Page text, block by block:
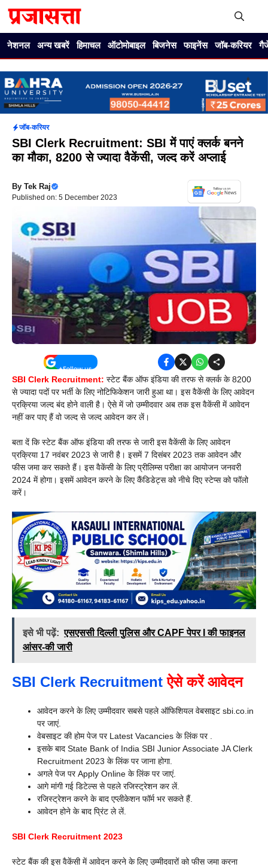
नेशनल अन्य खबरें हिमाचल ऑटोमोबाइल बिजनेस फाइनेंस जॉब-करियर
जॉब-करियर
SBI Clerk Recruitment: SBI में पाएं क्लर्क बनने
का मौका, 8200 से ज्यादा वैकेंसी, जल्द करें अप्लाई
By Tek Raj
Published on: 5 December 2023
SBI Clerk Recruitment: स्टेट बैंक ऑफ इंडिया की तरफ से क्लर्क के 8200
से ज्यादा पदों पर भर्ती के लिए नोटिफिकेशन जारी हुआ था। इस वैकेंसी के लिए आवेदन
प्रक्रिया जल्द बंद होने वाली है। ऐसे में जो उम्मीदवार अब तक इस वैकेंसी में आवेदन
नहीं कर पाए हैं वो जल्द से जल्द आवेदन कर लें।
बता दें कि स्टेट बैंक ऑफ इंडिया की तरफ से जारी इस वैकेंसी के लिए आवेदन
प्रक्रिया 17 नवंबर 2023 से जारी है। इसमें 7 दिसंबर 2023 तक आवेदन और
फीस जमा कर सकते हैं। इस वैकेंसी के लिए प्रीलिम्स परीक्षा का आयोजन जनवरी
2024 में होगा। इसमें आवेदन करने के लिए कैंडिडेट्स को नीचे दिए स्टेप्स को फॉलो
करें।
इसे भी पढ़ें: एसएससी दिल्ली पुलिस और CAPF पेपर I की फाइनल
आंसर-की जारी
SBI Clerk Recruitment ऐसे करें आवेदन
आवेदन करने के लिए उम्मीदवार सबसे पहले ऑफिशियल वेबसाइट sbi.co.in
पर जाएं.
वेबसाइट की होम पेज पर Latest Vacancies के लिंक पर .
इसके बाद State Bank of India SBI Junior Associate JA Clerk
Recruitment 2023 के लिंक पर जाना होगा.
अगले पेज पर Apply Online के लिंक पर जाएं.
आगे मांगी गई डिटेल्स से पहले रजिस्ट्रेशन कर लें.
रजिस्ट्रेशन करने के बाद एप्लीकेशन फॉर्म भर सकते हैं.
आवेदन होने के बाद प्रिंट ले लें.
SBI Clerk Recruitment 2023
स्टेट बैंक की इस वैकेंसी में आवेदन करने के लिए उम्मीदवारों को फीस जमा करना